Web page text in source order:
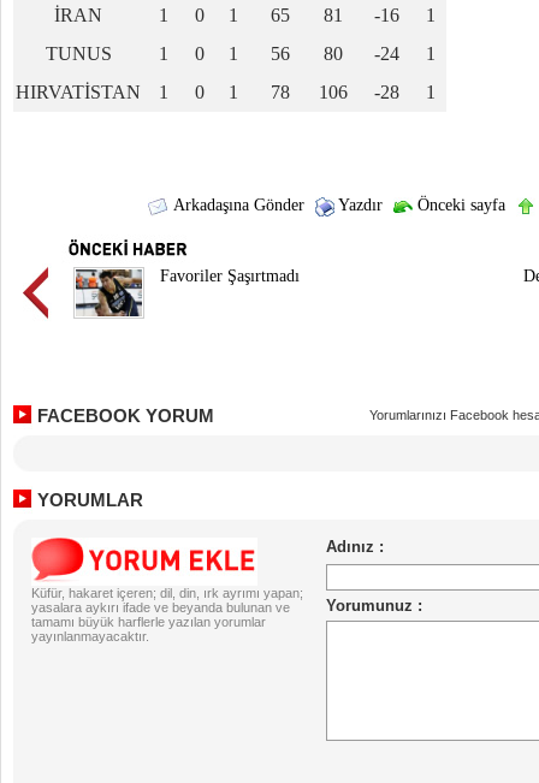
İRAN
1 0 1 65 81 -16
1
TUNUS
1 0 1 56 80 -24
1
HIRVATİSTAN
1 0 1 78 106 -28 1
Arkadaşına Gönder Yazdır Önceki sayfa
Favoriler Şaşırtmadı
FACEBOOK YORUM Yorumlarınızı Facebook
YORUMLAR
Küfür, hakaret içeren; dil, din, ırk ayrımı yapan;
yasalara aykırı ifade ve beyanda bulunan ve
tamamı büyük harflerle yazılan yorumlar
yayınlanmayacaktır.